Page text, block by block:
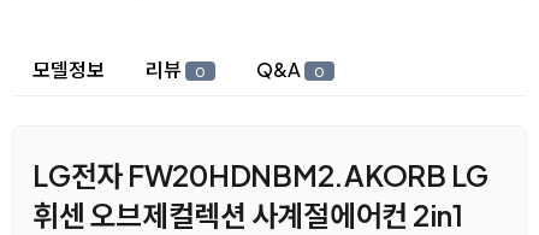
상세 정보
모델정보 리뷰 0 Q&A 0
LG전자 FW20HDNBM2.AKORB LG
휘센 오브제컬렉션 사계절에어컨 2in1